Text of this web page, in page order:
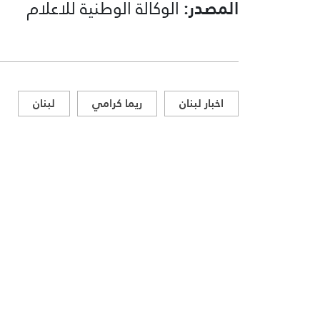
المصدر: الوكالة الوطنية للاعلام
اخبار لبنان ريما كرامي لبنان